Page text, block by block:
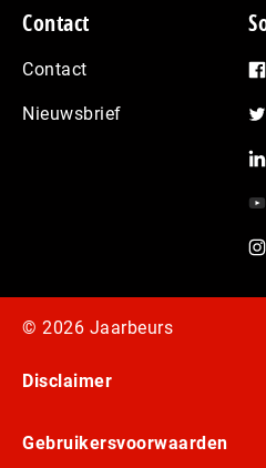
Contact
Contact
Nieuwsbrief
© 2026 Jaarbeurs
Disclaimer
Gebruikersvoorwaarden